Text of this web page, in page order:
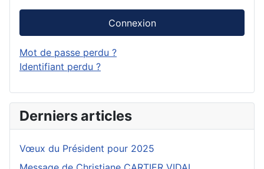
Connexion
Mot de passe perdu ?
Identifiant perdu ?
Derniers articles
Vœux du Président pour 2025